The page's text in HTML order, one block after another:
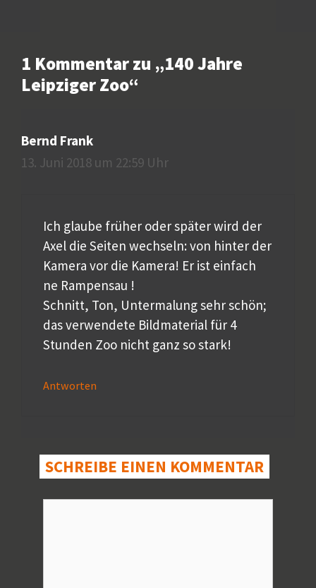
1 Kommentar zu „140 Jahre
Leipziger Zoo“
Bernd Frank
13. Juni 2018 um 22:59 Uhr
Ich glaube früher oder später wird der
Axel die Seiten wechseln: von hinter der
Kamera vor die Kamera! Er ist einfach
ne Rampensau !
Schnitt, Ton, Untermalung sehr schön;
das verwendete Bildmaterial für 4
Stunden Zoo nicht ganz so stark!
Antworten
SCHREIBE EINEN KOMMENTAR